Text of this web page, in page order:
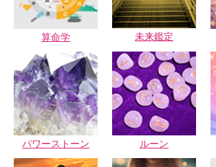
算命学 未来鑑定
パワーストーン ルーン